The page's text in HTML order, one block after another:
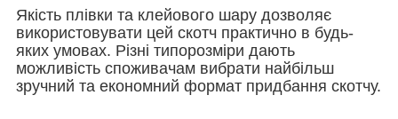
Якість плівки та клейового шару дозволяє
використовувати цей скотч практично в будь-
яких умовах. Різні типорозміри дають
можливість споживачам вибрати найбільш
зручний та економний формат придбання скотчу.